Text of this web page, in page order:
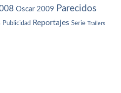
Oscar 2009 Parecidos
Publicidad Reportajes Serie Trailers